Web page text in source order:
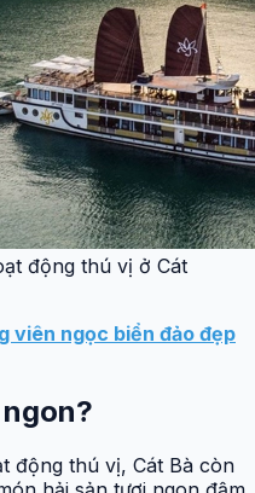
động thú vị ở Cát
viên ngọc biển đảo đẹp
động thú vị, Cát Bà còn